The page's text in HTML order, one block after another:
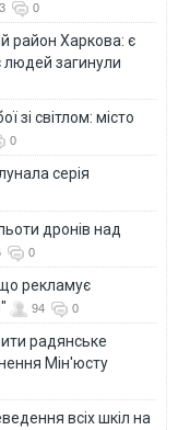
3 0
район Харкова: є
людей загинули
зі світлом: місто
0
серія
дронів над
0
рекламує
94 0
радянське
Мін'юсту
всіх шкіл на